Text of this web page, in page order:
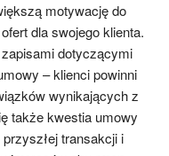
motywację do
dla swojego klienta.
dotyczącymi
– klienci powinni
wynikających z
także kwestia umowy
transakcji i